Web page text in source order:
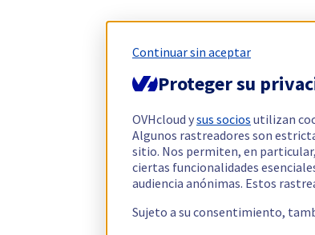
Continuar sin aceptar
Proteger su
OVHcloud ysus socios utilizan
Algunos rastreadores son
sitio. Nos permiten, en
ciertas funcionalidades
audiencia anónimas. Estos
Sujeto a su consentimiento,